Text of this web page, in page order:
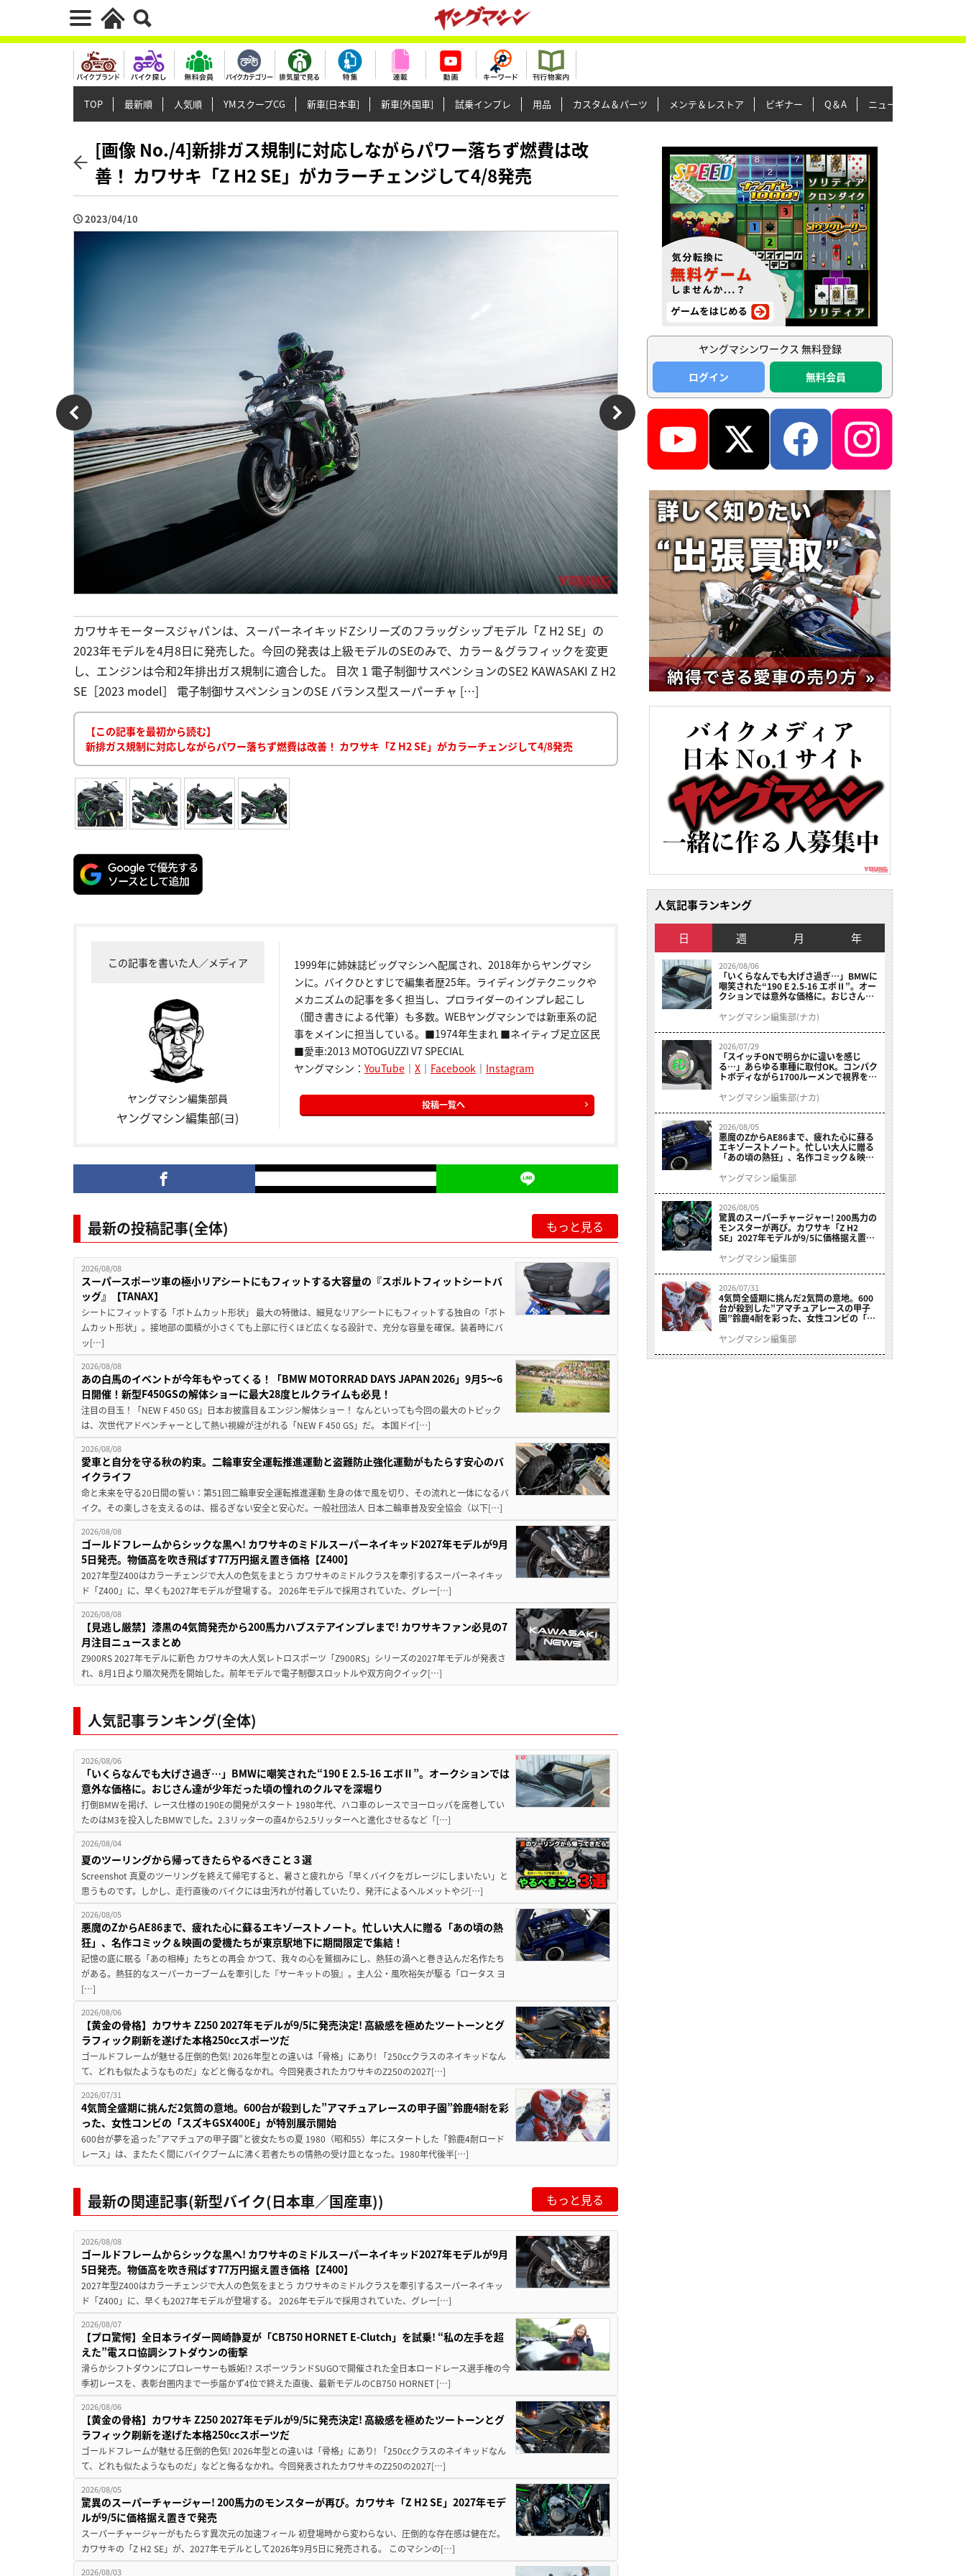
TOP 最新順 人気順 YMスクープCG 新車[日本車] 新車[外国車] 試乗インプレ 用品 カスタム＆パーツ メンテ＆レストア ビギナー Q＆A ニュース＆トピックス
[画像 No./4]新排ガス規制に対応しながらパワー落ちず燃費は改
善！ カワサキ「Z H2 SE」がカラーチェンジして4/8発売
2023/04/10
カワサキモータースジャパンは、スーパーネイキッドZシリーズのフラッグシップモデル「Z H2 SE」の
2023年モデルを4月8日に発売した。今回の発表は上級モデルのSEのみで、カラー＆グラフィックを変更
し、エンジンは令和2年排出ガス規制に適合した。 目次 1 電子制御サスペンションのSE2 KAWASAKI Z H2
SE［2023 model］ 電子制御サスペンションのSE バランス型スーパーチャ […]
【この記事を最初から読む】
新排ガス規制に対応しながらパワー落ちず燃費は改善！ カワサキ「Z H2 SE」がカラーチェンジして4/8発売
この記事を書いた人／メディア
ヤングマシン編集部員
ヤングマシン編集部(ヨ)
1999年に姉妹誌ビッグマシンへ配属され、2018年からヤングマシ
ンに。バイクひとすじで編集者歴25年。ライディングテクニックや
メカニズムの記事を多く担当し、プロライダーのインプレ起こし
（聞き書きによる代筆）も多数。WEBヤングマシンでは新車系の記
事をメインに担当している。■1974年生まれ ■ネイティブ足立区民
■愛車:2013 MOTOGUZZI V7 SPECIAL
ヤングマシン： YouTube｜ X｜ Facebook ｜ Instagram
投稿一覧へ
最新の投稿記事(全体) もっと見る
2026/08/08
スーパースポーツ車の極小リアシートにもフィットする大容量の『スポルトフィットシートバ
ッグ』【TANAX】
シートにフィットする「ボトムカット形状」 最大の特徴は、細見なリアシートにもフィットする独自の「ボト
ムカット形状」。接地部の面積が小さくても上部に行くほど広くなる設計で、充分な容量を確保。装着時にバ
ッ[…]
2026/08/08
あの白馬のイベントが今年もやってくる！「BMW MOTORRAD DAYS JAPAN 2026」9月5〜6
日開催！新型F450GSの解体ショーに最大28度ヒルクライムも必見！
注目の目玉！「NEW F 450 GS」日本お披露目＆エンジン解体ショー！ なんといっても今回の最大のトピック
は、次世代アドベンチャーとして熱い視線が注がれる「NEW F 450 GS」だ。 本国ドイ[…]
2026/08/08
愛車と自分を守る秋の約束。二輪車安全運転推進運動と盗難防止強化運動がもたらす安心のバ
イクライフ
命と未来を守る20日間の誓い：第51回二輪車安全運転推進運動 生身の体で風を切り、その流れと一体になるバ
イク。その楽しさを支えるのは、揺るぎない安全と安心だ。一般社団法人 日本二輪車普及安全協会（以下[…]
2026/08/08
ゴールドフレームからシックな黒へ! カワサキのミドルスーパーネイキッド2027年モデルが9月
5日発売。物価高を吹き飛ばす77万円据え置き価格【Z400】
2027年型Z400はカラーチェンジで大人の色気をまとう カワサキのミドルクラスを牽引するスーパーネイキッ
ド「Z400」に、早くも2027年モデルが登場する。 2026年モデルで採用されていた、グレー[…]
2026/08/08
【見逃し厳禁】漆黒の4気筒発売から200馬力ハブステアインプレまで! カワサキファン必見の7
月注目ニュースまとめ
Z900RS 2027年モデルに新色 カワサキの大人気レトロスポーツ「Z900RS」シリーズの2027年モデルが発表さ
れ、8月1日より順次発売を開始した。前年モデルで電子制御スロットルや双方向クイック[…]
人気記事ランキング(全体)
2026/08/06
「いくらなんでも大げさ過ぎ…」BMWに嘲笑された“190 E 2.5-16 エボⅡ”。オークションでは
意外な価格に。おじさん達が少年だった頃の憧れのクルマを深堀り
打倒BMWを掲げ、レース仕様の190Eの開発がスタート 1980年代、ハコ車のレースでヨーロッパを席巻してい
たのはM3を投入したBMWでした。2.3リッターの直4から2.5リッターへと進化させるなど「[…]
2026/08/04
夏のツーリングから帰ってきたらやるべきこと３選
Screenshot 真夏のツーリングを終えて帰宅すると、暑さと疲れから「早くバイクをガレージにしまいたい」と
思うものです。しかし、走行直後のバイクには虫汚れが付着していたり、発汗によるヘルメットやジ[…]
2026/08/05
悪魔のZからAE86まで、疲れた心に蘇るエキゾーストノート。忙しい大人に贈る「あの頃の熱
狂」、名作コミック＆映画の愛機たちが東京駅地下に期間限定で集結！
記憶の底に眠る「あの相棒」たちとの再会 かつて、我々の心を鷲掴みにし、熱狂の渦へと巻き込んだ名作たち
がある。熱狂的なスーパーカーブームを牽引した『サーキットの狼』。主人公・風吹裕矢が駆る「ロータス ヨ
[…]
2026/08/06
【黄金の骨格】カワサキ Z250 2027年モデルが9/5に発売決定! 高級感を極めたツートーンとグ
ラフィック刷新を遂げた本格250ccスポーツだ
ゴールドフレームが魅せる圧倒的色気! 2026年型との違いは「骨格」にあり! 「250ccクラスのネイキッドなん
て、どれも似たようなものだ」などと侮るなかれ。今回発表されたカワサキのZ250の2027[…]
2026/07/31
4気筒全盛期に挑んだ2気筒の意地。600台が殺到した”アマチュアレースの甲子園”鈴鹿4耐を彩
った、女性コンビの「スズキGSX400E」が特別展示開始
600台が夢を追った”アマチュアの甲子園”と彼女たちの夏 1980（昭和55）年にスタートした「鈴鹿4耐ロード
レース」は、またたく間にバイクブームに沸く若者たちの情熱の受け皿となった。1980年代後半[…]
最新の関連記事(新型バイク(日本車／国産車)) もっと見る
2026/08/08
ゴールドフレームからシックな黒へ! カワサキのミドルスーパーネイキッド2027年モデルが9月
5日発売。物価高を吹き飛ばす77万円据え置き価格【Z400】
2027年型Z400はカラーチェンジで大人の色気をまとう カワサキのミドルクラスを牽引するスーパーネイキッ
ド「Z400」に、早くも2027年モデルが登場する。 2026年モデルで採用されていた、グレー[…]
2026/08/07
【プロ驚愕】全日本ライダー岡崎静夏が「CB750 HORNET E-Clutch」を試乗! “私の左手を超
えた”電スロ協調シフトダウンの衝撃
滑らかシフトダウンにプロレーサーも嫉妬!? スポーツランドSUGOで開催された全日本ロードレース選手権の今
季初レースを、表彰台圏内まで一歩届かず4位で終えた直後、最新モデルのCB750 HORNET […]
2026/08/06
【黄金の骨格】カワサキ Z250 2027年モデルが9/5に発売決定! 高級感を極めたツートーンとグ
ラフィック刷新を遂げた本格250ccスポーツだ
ゴールドフレームが魅せる圧倒的色気! 2026年型との違いは「骨格」にあり! 「250ccクラスのネイキッドなん
て、どれも似たようなものだ」などと侮るなかれ。今回発表されたカワサキのZ250の2027[…]
2026/08/05
驚異のスーパーチャージャー! 200馬力のモンスターが再び。カワサキ「Z H2 SE」2027年モデ
ルが9/5に価格据え置きで発売
スーパーチャージャーがもたらす異次元の加速フィール 初登場時から変わらない、圧倒的な存在感は健在だ。
カワサキの「Z H2 SE」が、2027年モデルとして2026年9月5日に発売される。 このマシンの[…]
2026/08/03
ヤングマシンワークス 無料登録
ログイン
無料会員
人気記事ランキング
日 週 月 年
2026/08/06
「いくらなんでも大げさ過ぎ…」BMWに
嘲笑された“190 E 2.5-16 エボⅡ”。オー
クションでは意外な価格に。おじさん達
ヤングマシン編集部(ナカ)
2026/07/29
「スイッチONで明らかに違いを感じ
る…」あらゆる車種に取付OK。コンパク
トボディながら1700ルーメンで視界を確
ニット プレシャスレイ スモール］
ヤングマシン編集部(ナカ)
2026/08/05
悪魔のZからAE86まで、疲れた心に蘇る
エキゾーストノート。忙しい大人に贈る
「あの頃の熱狂」、名作コミック＆映画
結！
ヤングマシン編集部
2026/08/05
驚異のスーパーチャージャー! 200馬力の
モンスターが再び。カワサキ「Z H2
SE」2027年モデルが9/5に価格据え置き
ヤングマシン編集部
2026/07/31
4気筒全盛期に挑んだ2気筒の意地。600
台が殺到した”アマチュアレースの甲子
園”鈴鹿4耐を彩った、女性コンビの「ス
ヤングマシン編集部